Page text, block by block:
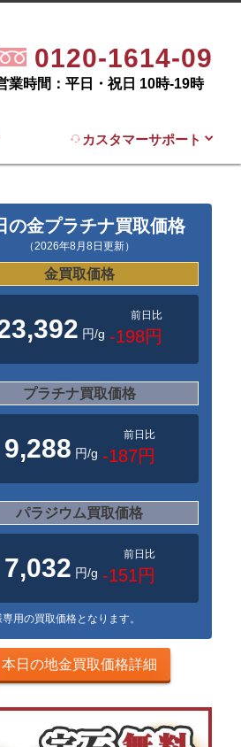
0120-1614-09
業時間：平日・祝日 10時-19時
カスタマーサポート
の金プラチナ買取価格
（2026年8月8日更新）
金買取価格
円/g
前日比
-198円
プラチナ買取価格
9,288 円/g
前日比
-187円
パラジウム買取価格
7,032 円/g
前日比
-151円
用の買取価格となります。
本日の地金買取価格詳細